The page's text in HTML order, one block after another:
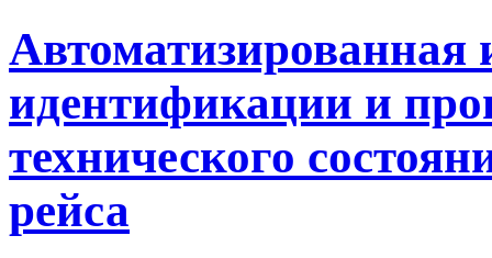
Автоматизированная
идентификации и
технического
рейса